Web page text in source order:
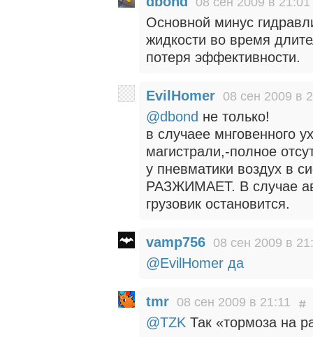
Основной минус
жидкости во время
потеря эффективности.
EvilHomer 08 сен 2009 в
@dbond не только!
в случаее мнговенного
магистрали,-полное
у пневматики воздух в
РАЗЖИМАЕТ. В случае
грузовик остановится.
vamp756 08 сен 2009 в
@EvilHomer да
tmr 08 сен 2009 в 21:11
@TZK Так «тормоза на